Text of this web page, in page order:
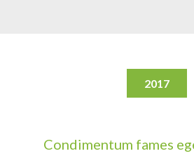
2017
Condimentum fames